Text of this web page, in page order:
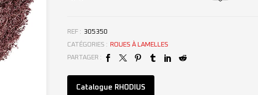
REF : 305350
CATÉGORIES :
ROUES À LAMELLES
PARTAGER :
Catalogue RHODIUS